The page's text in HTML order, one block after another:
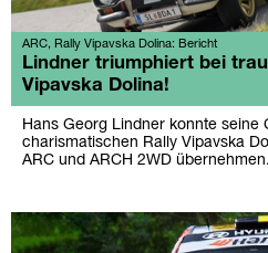
ARC, Rally Vipavska Dolina: Bericht
Lindner triumphiert bei
Vipavska Dolina!
Hans Georg Lindner konnte seine
charismatischen Rally Vipavska
ARC und ARCH 2WD übernehmen.